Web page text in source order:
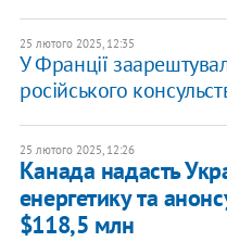
25 лютого 2025, 12:35
У Франції
російського
25 лютого 2025, 12:26
Канада надасть
енергетику та
$118,5 млн